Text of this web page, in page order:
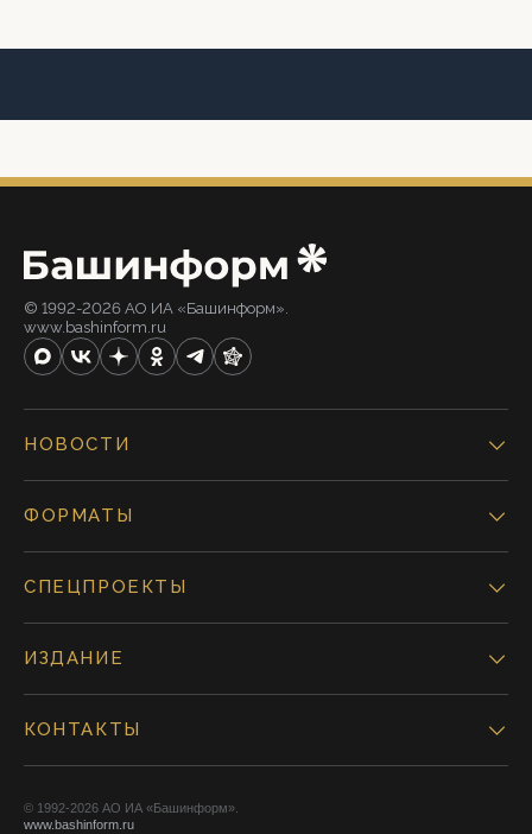
© 1992-2026 АО ИА «Башинформ».
www.bashinform.ru
НОВОСТИ
ФОРМАТЫ
СПЕЦПРОЕКТЫ
ИЗДАНИЕ
КОНТАКТЫ
© 1992-2026 АО ИА «Башинформ».
www.bashinform.ru